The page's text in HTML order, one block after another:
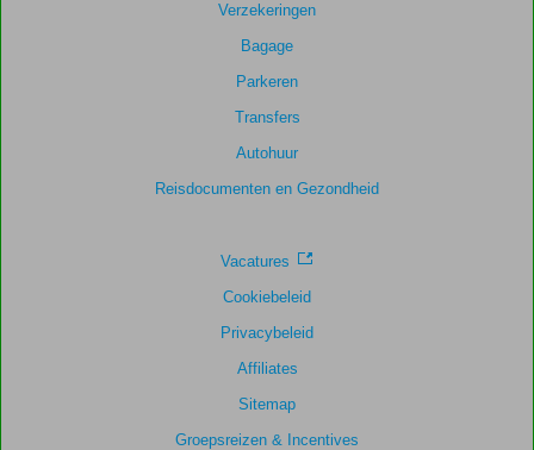
Verzekeringen
Bagage
Parkeren
Transfers
Autohuur
Reisdocumenten en Gezondheid
Vacatures
Cookiebeleid
Privacybeleid
Affiliates
Sitemap
Groepsreizen & Incentives